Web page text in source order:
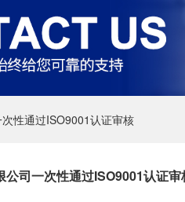
性通过ISO9001认证审核
公司一次性通过ISO9001认证审